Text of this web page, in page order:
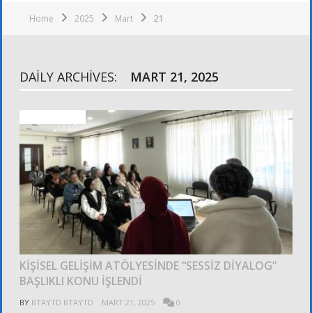
Home 2025 Mart 21
DAILY ARCHIVES: MART 21, 2025
KİŞİSEL GELİŞİM ATÖLYESİNDE “SESSİZ DİYALOG”
BAŞLIKLI KONU İŞLENDİ
BY BTAYTD BTAYTD MART 21, 2025 0